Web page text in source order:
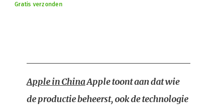
Gratis verzonden
Apple in ChinaApple toont aan dat wie
de productie beheerst, ook de technologie